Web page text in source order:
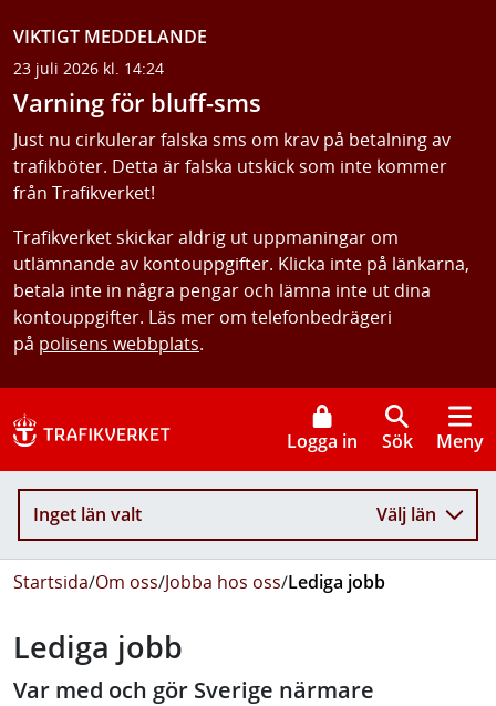
VIKTIGT MEDDELANDE
23 juli 2026 kl. 14:24
Varning för bluff-sms
Just nu cirkulerar falska sms om krav på betalning av
trafikböter. Detta är falska utskick som inte kommer
från Trafikverket!
Trafikverket skickar aldrig ut uppmaningar om
utlämnande av kontouppgifter. Klicka inte på länkarna,
betala inte in några pengar och lämna inte ut dina
kontouppgifter. Läs mer om telefonbedrägeri
på polisens webbplats.
Logga in Sök Meny
Inget län valt Välj län
Startsida/Om oss/Jobba hos oss/Lediga jobb
Lediga jobb
Var med och gör Sverige närmare